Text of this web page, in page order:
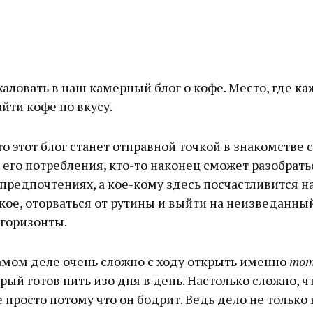
в наш камерный блог о кофе. Место, где
кофе по вкусу.
этот блог станет отправной точкой в знакомстве
его потребления, кто-то наконец сможет
а кое-кому здесь посчастливится
оторваться от рутины и выйти на
деле очень сложно с ходу открыть именно
готов пить изо дня в день. Настолько сложно,
потому что он бодрит. Ведь дело не